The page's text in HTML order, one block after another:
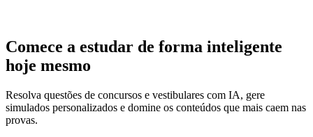
Comece a estudar de forma inteligente
hoje mesmo
Resolva questões de concursos e vestibulares com IA, gere
simulados personalizados e domine os conteúdos que mais caem nas
provas.